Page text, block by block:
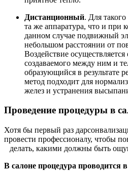
Дистанционный. Для
та же аппаратура, что и при
данном случае подвижный
небольшом расстоянии от
Воздействие
создаваемого между ним и
образующийся в результате
метод подходит для
желез и устранения
Проведение процедуры в
Хотя бы первый раз
провести профессионалу, чтобы
делать, какими должны быть
В салоне процедура проводится